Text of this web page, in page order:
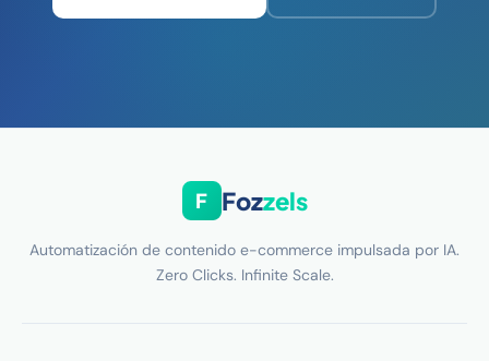
F Fozzels
Automatización de contenido e-commerce impulsada por IA.
Zero Clicks. Infinite Scale.